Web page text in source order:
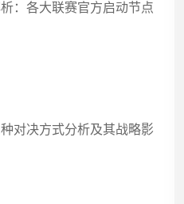
：各大联赛官方启动节点
对决方式分析及其战略影